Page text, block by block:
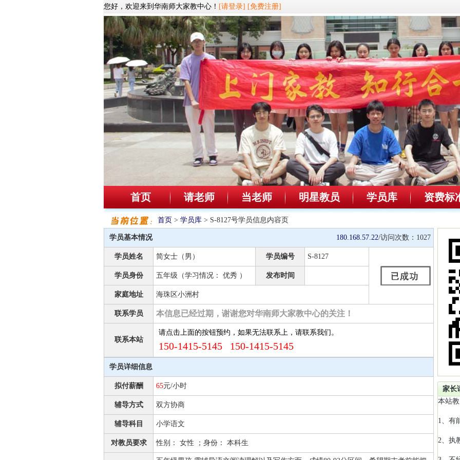
您好，欢迎来到华南师大家教中心！ [请登录] [免费注册]
首页 请老师 当老师 明星教员 学员库 资费标
首页 > 学员库 > S-8127号学员信息内容页
学员基本情况 180.168.57.22/访问次数： 1027
学员姓名 简女士（男） 学员编号 S-8127
学员身份 五年级（学习情况： 优秀 ） 发布时间
家庭地址 海珠区小洲村
联系学员 本信息已经过期，谢谢您对华南师大家教中心的关注！
联系本站
请点击上面的按钮预约，如果无法联系上，请联系我们。
150-1415-5145 150-1415-5145
学员详细信息
拟付薪酬 65元/小时
辅导方式 双方协商
辅导科目 小学语文
对教员要求 性别： 女性 ；身份： 本科生
家长
本站
1、有
2、执